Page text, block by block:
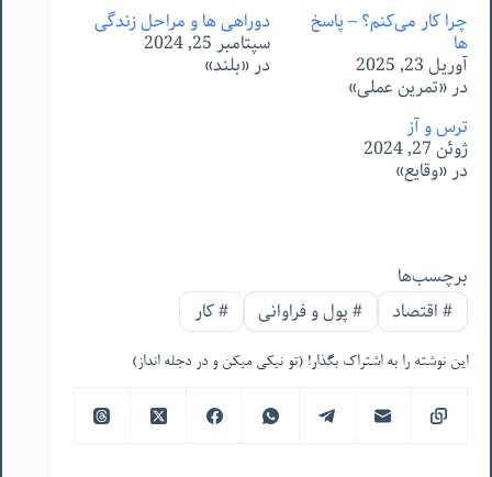
چرا کار می‌کنم؟ – پاسخ
ها
آوریل 23, 2025
در «تمرین عملی»
دوراهی ها و مراحل زندگی
سپتامبر 25, 2024
در «بلند»
ترس و آز
ژوئن 27, 2024
در «وقایع»
برچسب‌ها
#اقتصاد #پول و فراوانی #کار
این نوشته را به اشتراک بگذار! (تو نیکی میکن و در دجله انداز)